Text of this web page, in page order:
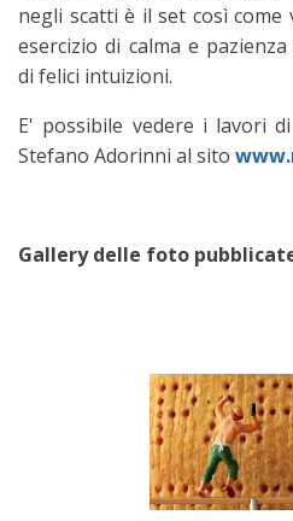
negli scatti è il set così
esercizio di calma e
di felici intuizioni.
E' possibile vedere i lavori
Stefano Adorinni al sito
Gallery delle foto